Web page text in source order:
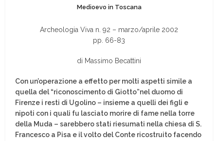
Medioevo in Toscana
Archeologia Viva n. 92 – marzo/aprile 2002
pp. 66-83
di Massimo Becattini
Con un’operazione a effetto per molti aspetti simile a
quella del “riconoscimento di Giotto”nel duomo di
Firenze i resti di Ugolino – insieme a quelli dei figli e
nipoti con i quali fu lasciato morire di fame nella torre
della Muda – sarebbero stati riesumati nella chiesa di S.
Francesco a Pisa e il volto del Conte ricostruito facendo